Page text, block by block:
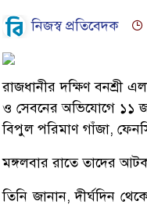
নিজস্ব প্রতিবেদক
রাজধানীর দক্ষিণ বনশ্রী
ও সেবনের অভিযোগে ১১
বিপুল পরিমাণ গাঁজা,
মঙ্গলবার রাতে তাদের
তিনি জানান, দীর্ঘদিন